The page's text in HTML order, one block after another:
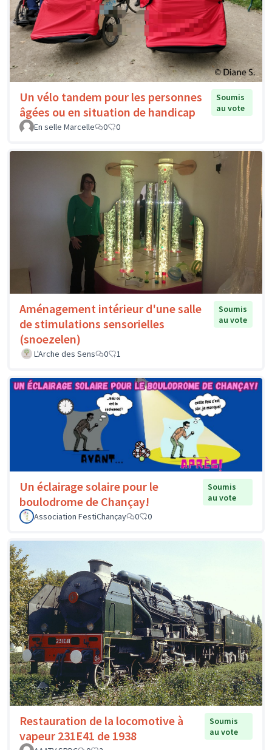
Un vélo tandem pour les personnes
âgées ou en situation de handicap
Soumis
au vote
En selle Marcelle
0 0
Aménagement intérieur d'une salle
de stimulations sensorielles
(snoezelen)
Soumis
au vote
L'Arche des Sens 0 1
Un éclairage solaire pour le
boulodrome de Chançay!
Soumis
au vote
Association FestiChançay
0 0
Restauration de la locomotive à
vapeur 231E41 de 1938
Soumis
au vote